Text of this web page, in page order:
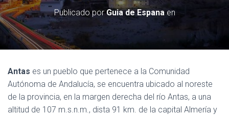
Publicado porGuia de Espanaen
Antas es un pueblo que pertenece a la Comunidad
Autónoma de Andalucía, se encuentra ubicado al noreste
de la provincia, en la margen derecha del río Antas, a una
altitud de 107 m.s.n.m., dista 91 km. de la capital Almería y